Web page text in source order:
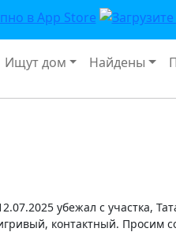
Ищут дом Найдены
убежал с участка,
контактный. Просим